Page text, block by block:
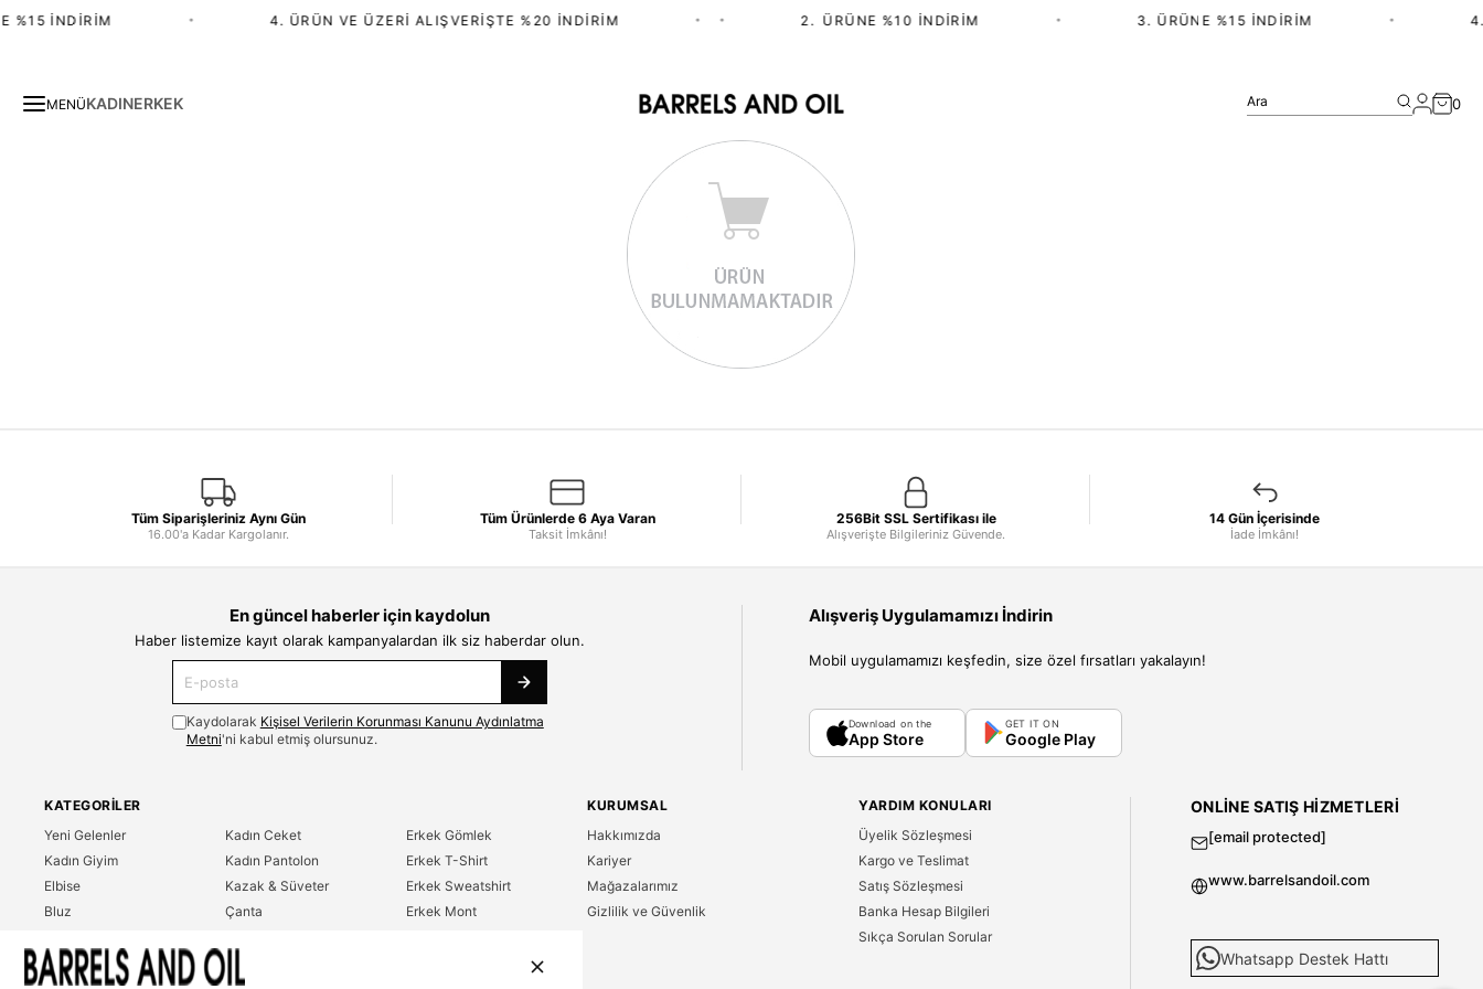
%15 İNDIRIM 4. ÜRÜN VE ÜZERI ALIŞVERIŞTE %20 İNDIRIM 2.⁠ ⁠ÜRÜNE %10 İNDIRIM 3. ÜRÜNE %15 İNDIRIM
MENÜKADINERKEK Ara 0
Tüm Siparişleriniz Aynı Gün
16.00'a Kadar Kargolanır.
Tüm Ürünlerde 6 Aya Varan
Taksit İmkânı!
256Bit SSL Sertifikası ile
Alışverişte Bilgileriniz Güvende.
14 Gün İçerisinde
İade İmkânı!
En güncel haberler için kaydolun
Haber listemize kayıt olarak kampanyalardan ilk siz haberdar olun.
Kaydolarak Kişisel Verilerin Korunması Kanunu Aydınlatma
Metni'ni kabul etmiş olursunuz.
Alışveriş Uygulamamızı İndirin
Mobil uygulamamızı keşfedin, size özel fırsatları yakalayın!
Download on the
App Store
GET IT ON
Google Play
KATEGORILER
Yeni Gelenler
Kadın Giyim
Elbise
Bluz
T-Shirt
Kadın Ceket
Kadın Pantolon
Kazak & Süveter
Çanta
Erkek Gömlek
Erkek T-Shirt
Erkek Sweatshirt
Erkek Mont
KURUMSAL
Hakkımızda
Kariyer
Mağazalarımız
Gizlilik ve Güvenlik
YARDIM KONULARI
Üyelik Sözleşmesi
Kargo ve Teslimat
Satış Sözleşmesi
Banka Hesap Bilgileri
Sıkça Sorulan Sorular
ONLINE SATIŞ HIZMETLERI
[email protected]
www.barrelsandoil.com
Whatsapp Destek Hattı